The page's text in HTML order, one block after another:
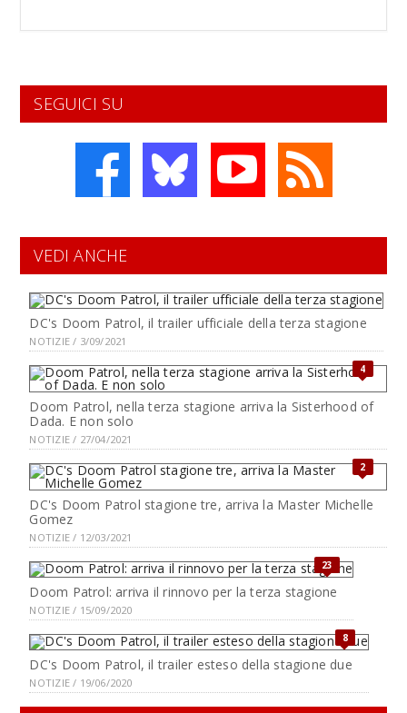
SEGUICI SU
VEDI ANCHE
DC's Doom Patrol, il trailer ufficiale della terza stagione
NOTIZIE / 3/09/2021
4
Doom Patrol, nella terza stagione arriva la Sisterhood of
Dada. E non solo
NOTIZIE / 27/04/2021
2
DC's Doom Patrol stagione tre, arriva la Master Michelle
Gomez
NOTIZIE / 12/03/2021
23
Doom Patrol: arriva il rinnovo per la terza stagione
NOTIZIE / 15/09/2020
8
DC's Doom Patrol, il trailer esteso della stagione due
NOTIZIE / 19/06/2020